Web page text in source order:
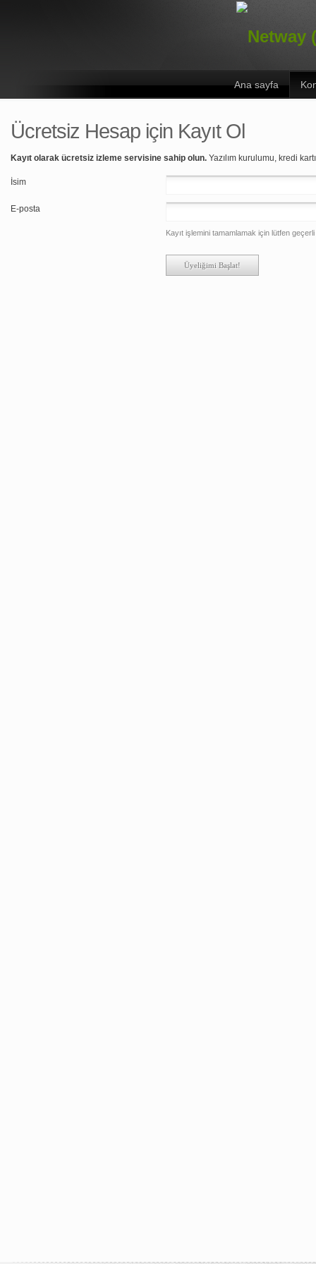
Ana sayfa
Ücretsiz Hesap için Kayıt Ol
Kayıt olarak ücretsiz izleme servisine sahip olun. Yazılım kurulumu, kredi
İsim
E-posta
Kayıt işlemini tamamlamak için lütfen